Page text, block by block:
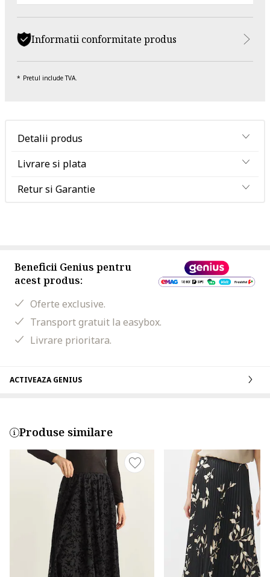
Informatii conformitate produs
Pretul include TVA.
Detalii produs
Livrare si plata
Retur si Garantie
Beneficii Genius pentru
acest produs:
Oferte exclusive.
Transport gratuit la easybox.
Livrare prioritara.
ACTIVEAZA GENIUS
Produse similare